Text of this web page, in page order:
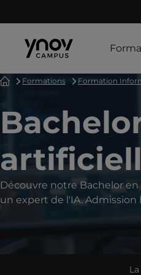
AccueilFormations Formation
Découvre notre Bachelor
un expert de l'IA. Admission